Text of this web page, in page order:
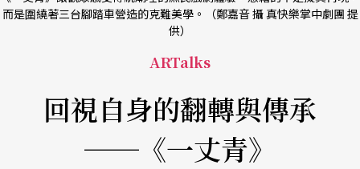
而是圍繞著三台腳踏車營造的克難美學。（鄭嘉音 攝 真快樂掌中劇團 提
供）
ARTalks
回視自身的翻轉與傳承
──《一丈青》